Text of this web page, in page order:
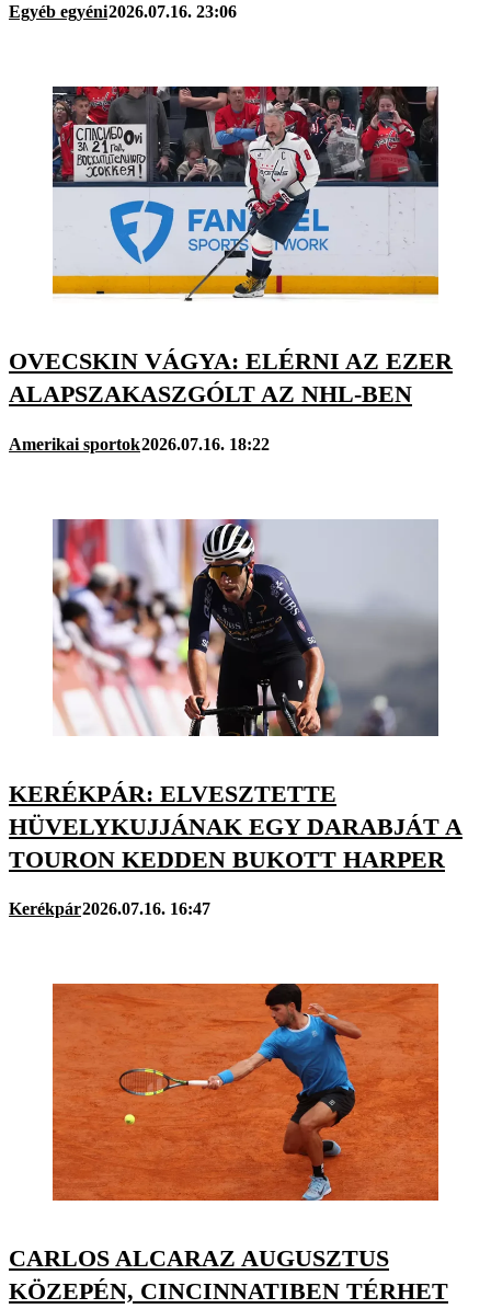
Egyéb egyéni2026.07.16. 23:06
OVECSKIN VÁGYA: ELÉRNI AZ EZER
ALAPSZAKASZGÓLT AZ NHL-BEN
Amerikai sportok2026.07.16. 18:22
KERÉKPÁR: ELVESZTETTE
HÜVELYKUJJÁNAK EGY DARABJÁT A
TOURON KEDDEN BUKOTT HARPER
Kerékpár2026.07.16. 16:47
CARLOS ALCARAZ AUGUSZTUS
KÖZEPÉN, CINCINNATIBEN TÉRHET